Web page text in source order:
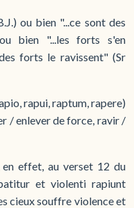
ou bien "...ce sont des
bien "...les forts s'en
forts le ravissent" (Sr
rapui, raptum, rapere)
/ enlever de force, ravir /
effet, au verset 12 du
et violenti rapiunt
cieux souffre violence et